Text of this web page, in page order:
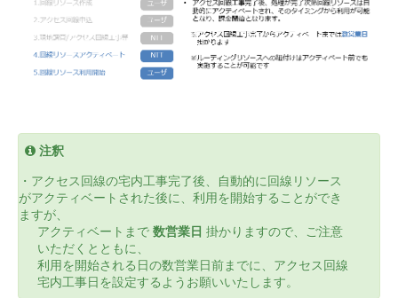
注釈
・アクセス回線の宅内工事完了後、自動的に回線リソース
がアクティベートされた後に、利用を開始することができ
ますが、
アクティベートまで 数営業日 掛かりますので、ご注意
いただくとともに、
利用を開始される日の数営業日前までに、アクセス回線
宅内工事日を設定するようお願いいたします。